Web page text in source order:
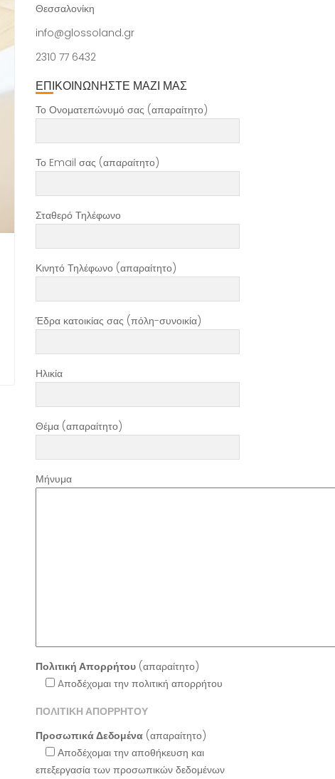
Θεσσαλονίκη
info@glossoland.gr
2310 77 6432
ΕΠΙΚΟΙΝΩΝΗΣΤΕ ΜΑΖΙ ΜΑΣ
Το Ονοματεπώνυμό σας (απαραίτητο)
Το Email σας (απαραίτητο)
Σταθερό Τηλέφωνο
Κινητό Τηλέφωνο (απαραίτητο)
Έδρα κατοικίας σας (πόλη-συνοικία)
Ηλικία
Θέμα (απαραίτητο)
Μήνυμα
Πολιτική Απορρήτου(απαραίτητο)
Aποδέχομαι την πολιτική απορρήτου
ΠΟΛΙΤΙΚΗ ΑΠΟΡΡΗΤΟΥ
Προσωπικά Δεδομένα(απαραίτητο)
Αποδέχομαι την αποθήκευση και
επεξεργασία των προσωπικών δεδομένων